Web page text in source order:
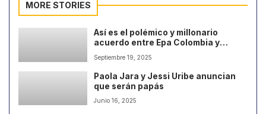
MORE STORIES
Así es el polémico y millonario
acuerdo entre Epa Colombia y
TransMilenio
Septiembre 19, 2025
Paola Jara y Jessi Uribe anuncian
que serán papás
Junio 16, 2025